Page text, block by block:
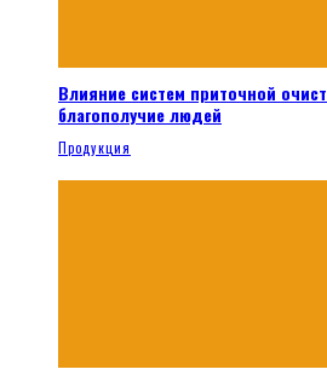
Влияние систем приточной
благополучие людей
Продукция